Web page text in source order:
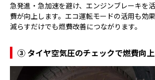
急発進・急加速を避け、エンジンブレーキを
費が向上します。エコ運転モードの活用も効
減らすだけでも燃費改善につながります。
③ タイヤ空気圧のチェックで燃費向上